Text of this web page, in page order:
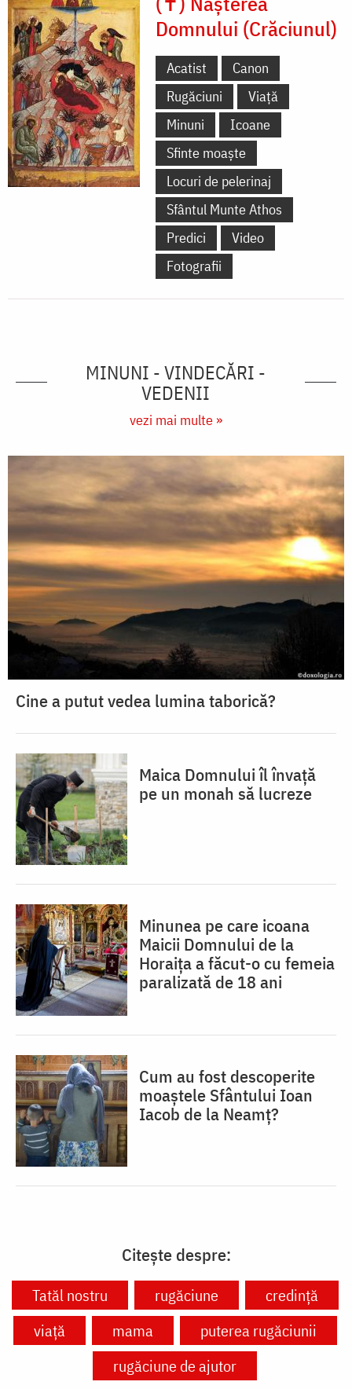
Domnului (Crăciunul)
Acatist
Canon
Rugăciuni
Viață
Minuni
Icoane
Sfinte moaște
Locuri de pelerinaj
Sfântul Munte Athos
Predici
Video
Fotografii
MINUNI - VINDECĂRI -
VEDENII
vezi mai multe »
Cine a putut vedea lumina taborică?
Maica Domnului îl învață
pe un monah să lucreze
Minunea pe care icoana
Maicii Domnului de la
Horaița a făcut-o cu femeia
paralizată de 18 ani
Cum au fost descoperite
moaștele Sfântului Ioan
Iacob de la Neamț?
Citește despre:
Tatăl nostru rugăciune
credință
viață
mama
puterea rugăciunii
rugăciune de ajutor